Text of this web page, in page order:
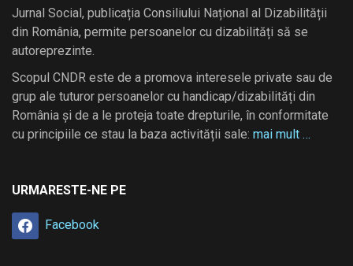
Jurnal Social, publicația Consiliului Național al Dizabilității
din România, permite persoanelor cu dizabilități să se
autoreprezinte.
Scopul CNDR este de a promova interesele private sau de
grup ale tuturor persoanelor cu handicap/dizabilități din
România și de a le proteja toate drepturile, în conformitate
cu principiile ce stau la baza activității sale: mai mult …
URMARESTE-NE PE
Facebook